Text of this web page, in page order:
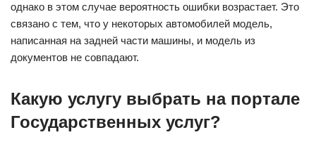
однако в этом случае вероятность ошибки возрастает. Это
связано с тем, что у некоторых автомобилей модель,
написанная на задней части машины, и модель из
документов не совпадают.
Какую услугу выбрать на портале
Государственных услуг?